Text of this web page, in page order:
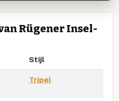
Rügener Insel-
Stijl
Tripel